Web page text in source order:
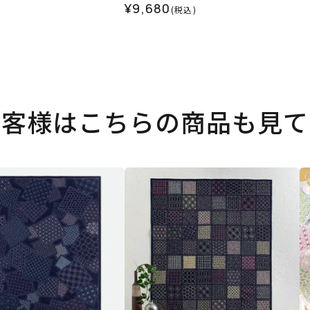
¥9,680(税込)
様はこちらの商品も見